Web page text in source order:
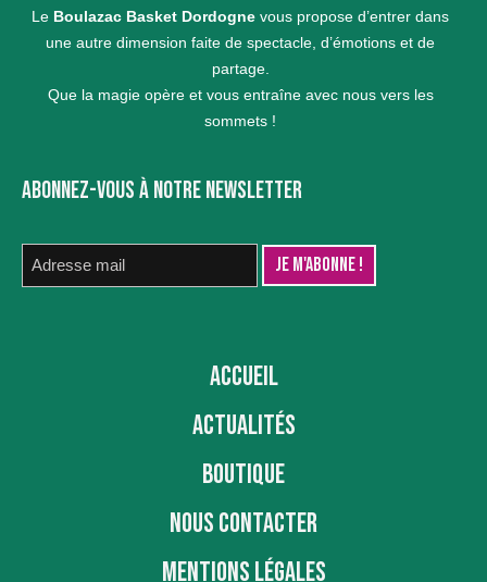
Le Boulazac Basket Dordogne vous propose d’entrer dans
une autre dimension faite de spectacle, d’émotions et de
partage.
Que la magie opère et vous entraîne avec nous vers les
sommets !
ABONNEZ-VOUS À NOTRE NEWSLETTER
ACCUEIL
ACTUALITÉS
BOUTIQUE
NOUS CONTACTER
MENTIONS LÉGALES